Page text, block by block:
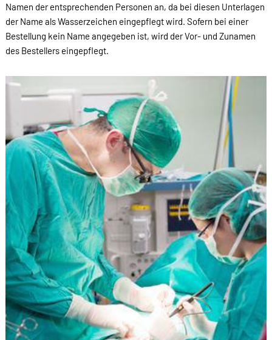
Namen der entsprechenden Personen an, da bei diesen Unterlagen
der Name als Wasserzeichen eingepflegt wird. Sofern bei einer
Bestellung kein Name angegeben ist, wird der Vor- und Zunamen
des Bestellers eingepflegt.